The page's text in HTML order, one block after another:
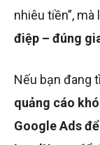
nhiêu tiền”, mà
điệp – đúng
Nếu bạn đang
quảng cáo
Google Ads